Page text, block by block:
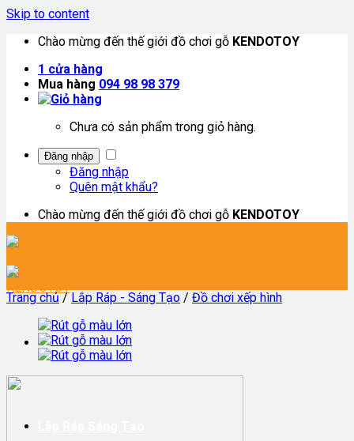
Skip to content
Chào mừng đến thế giới đồ chơi gỗ KENDOTOY
1 cửa hàng
Mua hàng 094 98 98 379
Chưa có sản phẩm trong giỏ hàng.
Đăng nhập
Đăng nhập
Quên mật khẩu?
Chào mừng đến thế giới đồ chơi gỗ KENDOTOY
Trang chủ / Lắp Ráp - Sáng Tạo / Đồ chơi xếp hình